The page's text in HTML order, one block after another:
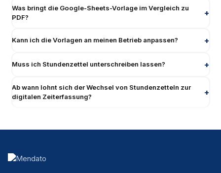
Was bringt die Google-Sheets-Vorlage im Vergleich zu
PDF?
Kann ich die Vorlagen an meinen Betrieb anpassen?
Muss ich Stundenzettel unterschreiben lassen?
Ab wann lohnt sich der Wechsel von Stundenzetteln zur
digitalen Zeiterfassung?